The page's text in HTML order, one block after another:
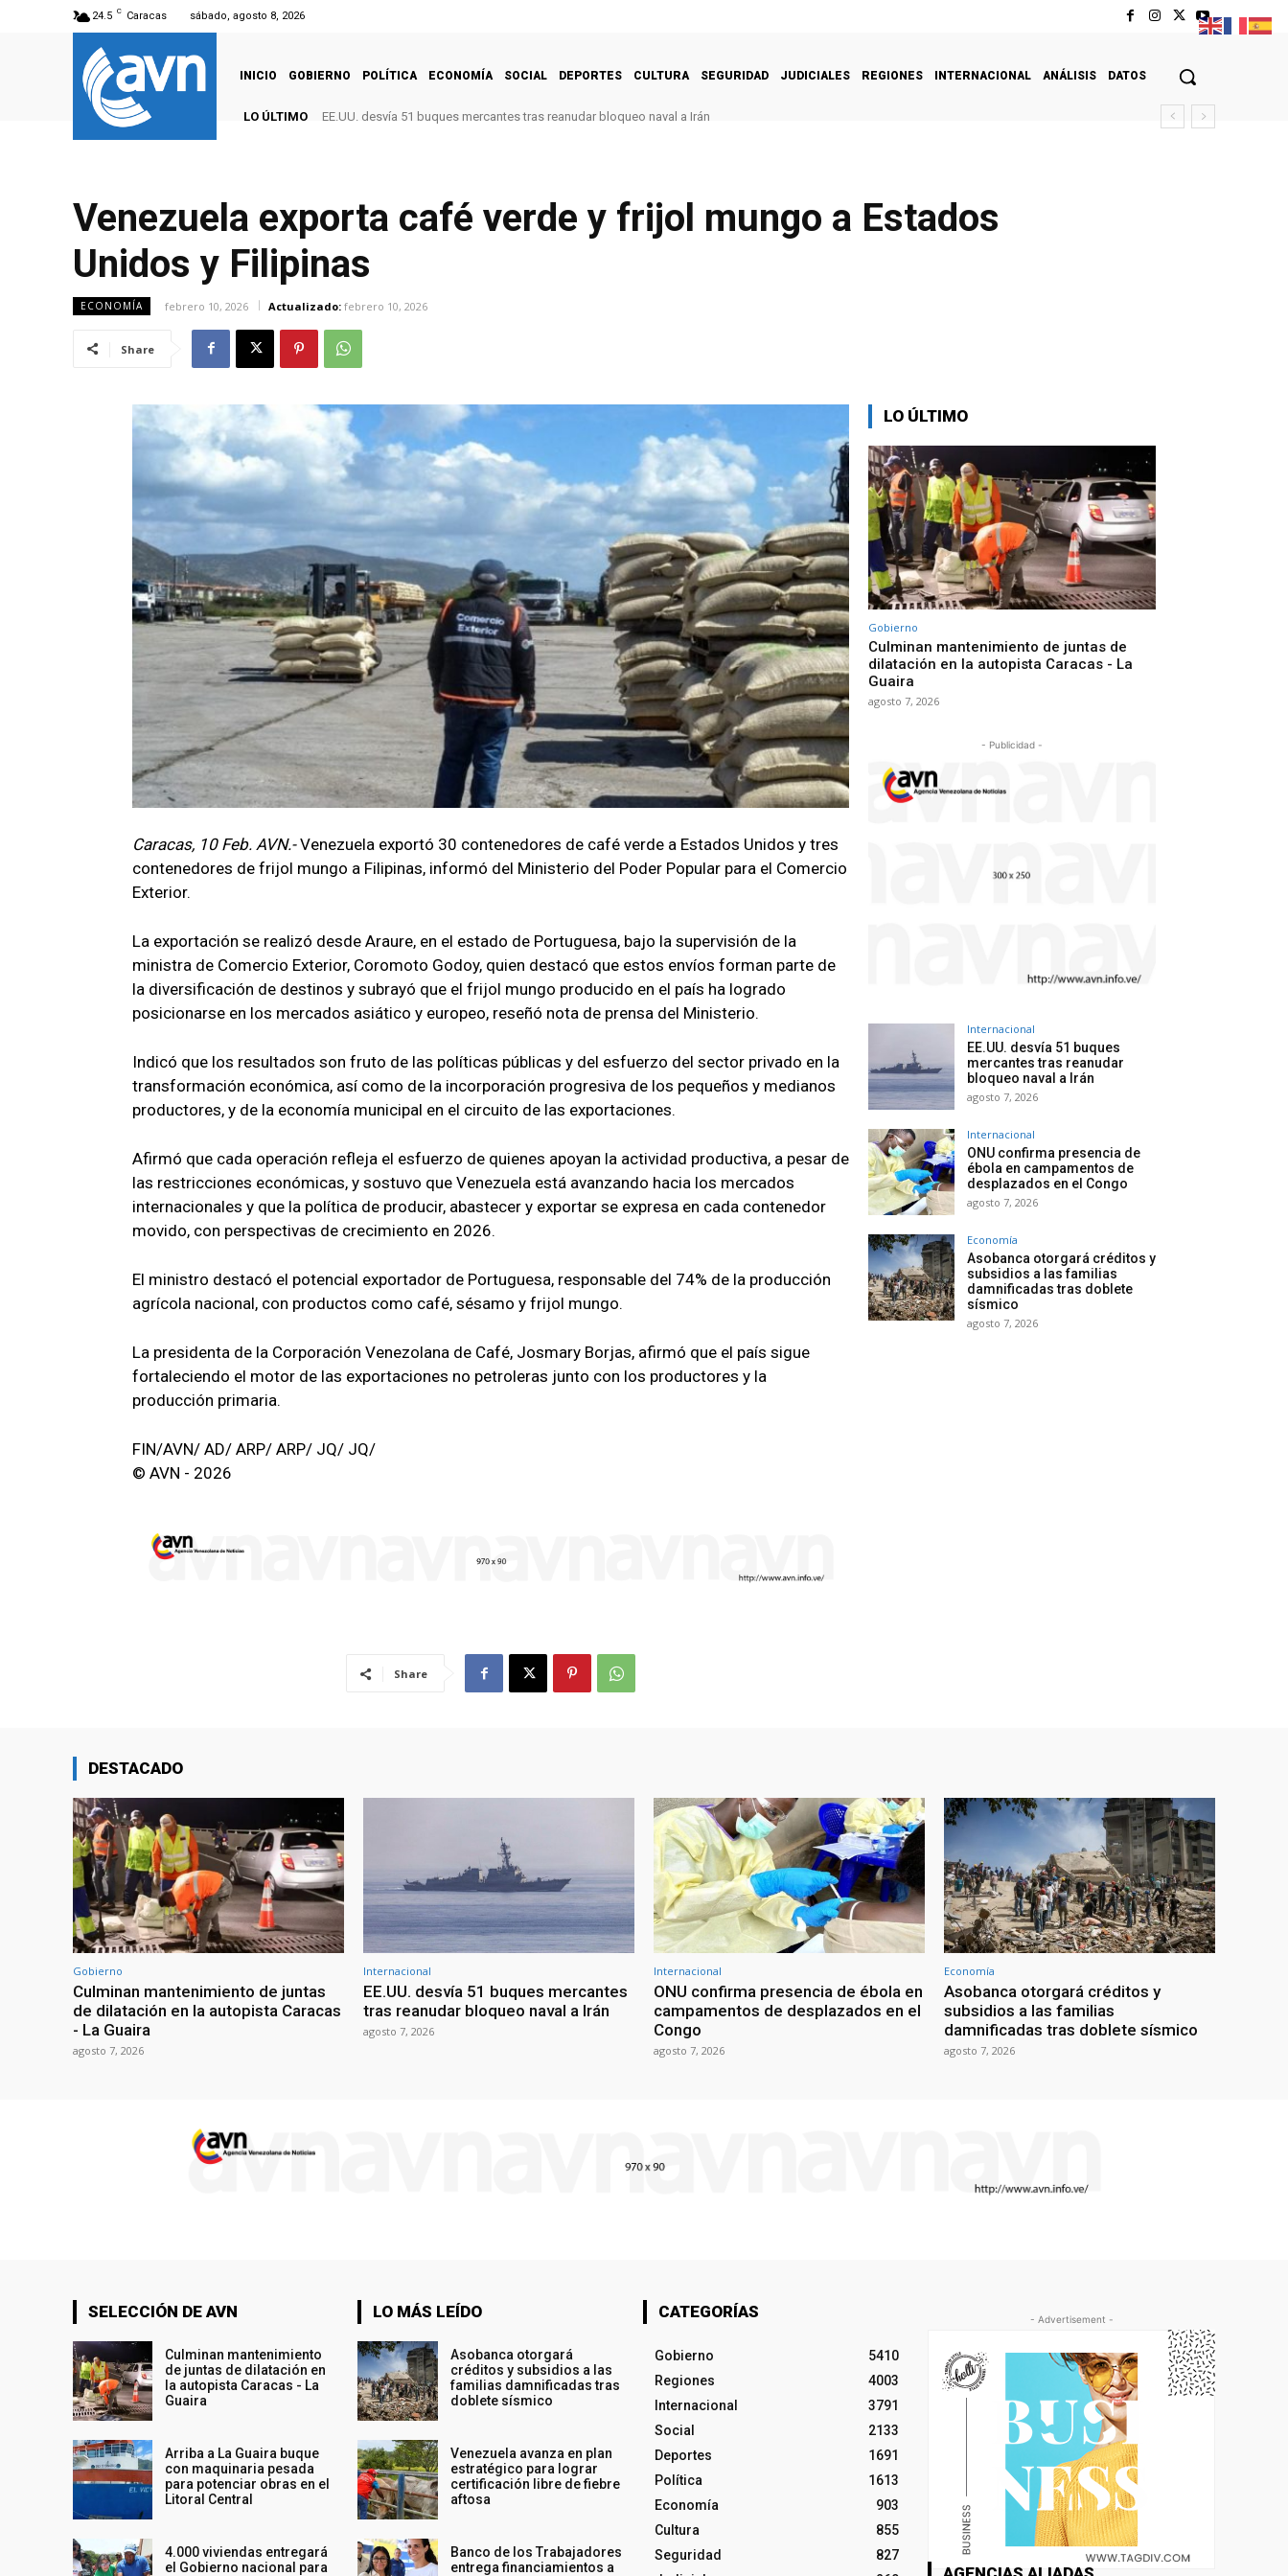
24.5 C Caracas sábado, agosto 8, 2026
INICIO GOBIERNO POLÍTICA ECONOMÍA SOCIAL DEPORTES CULTURA SEGURIDAD JUDICIALES REGIONES INTERNACIONAL ANÁLISIS DATOS
LO ÚLTIMO EE.UU. desvía 51 buques mercantes tras reanudar bloqueo naval a Irán
Venezuela exporta café verde y frijol mungo a Estados
Unidos y Filipinas
ECONOMÍA febrero 10, 2026 Actualizado: febrero 10, 2026
Share
Caracas, 10 Feb. AVN.-Venezuela exportó 30 contenedores de café verde a Estados Unidos y tres
contenedores de frijol mungo a Filipinas, informó del Ministerio del Poder Popular para el Comercio
Exterior.
La exportación se realizó desde Araure, en el estado de Portuguesa, bajo la supervisión de la
ministra de Comercio Exterior, Coromoto Godoy, quien destacó que estos envíos forman parte de
la diversificación de destinos y subrayó que el frijol mungo producido en el país ha logrado
posicionarse en los mercados asiático y europeo, reseñó nota de prensa del Ministerio.
Indicó que los resultados son fruto de las políticas públicas y del esfuerzo del sector privado en la
transformación económica, así como de la incorporación progresiva de los pequeños y medianos
productores, y de la economía municipal en el circuito de las exportaciones.
Afirmó que cada operación refleja el esfuerzo de quienes apoyan la actividad productiva, a pesar de
las restricciones económicas, y sostuvo que Venezuela está avanzando hacia los mercados
internacionales y que la política de producir, abastecer y exportar se expresa en cada contenedor
movido, con perspectivas de crecimiento en 2026.
El ministro destacó el potencial exportador de Portuguesa, responsable del 74% de la producción
agrícola nacional, con productos como café, sésamo y frijol mungo.
La presidenta de la Corporación Venezolana de Café, Josmary Borjas, afirmó que el país sigue
fortaleciendo el motor de las exportaciones no petroleras junto con los productores y la
producción primaria.
FIN/AVN/ AD/ ARP/ ARP/ JQ/ JQ/
© AVN - 2026
Share
LO ÚLTIMO
Gobierno
Culminan mantenimiento de juntas de
dilatación en la autopista Caracas - La
Guaira
agosto 7, 2026
- Publicidad -
Internacional
EE.UU. desvía 51 buques
mercantes tras reanudar
bloqueo naval a Irán
agosto 7, 2026
Internacional
ONU confirma presencia de
ébola en campamentos de
desplazados en el Congo
agosto 7, 2026
Economía
Asobanca otorgará créditos y
subsidios a las familias
damnificadas tras doblete
sísmico
agosto 7, 2026
DESTACADO
Gobierno
Culminan mantenimiento de juntas
de dilatación en la autopista Caracas
- La Guaira
agosto 7, 2026
Internacional
EE.UU. desvía 51 buques mercantes
tras reanudar bloqueo naval a Irán
agosto 7, 2026
Internacional
ONU confirma presencia de ébola en
campamentos de desplazados en el
Congo
agosto 7, 2026
Economía
Asobanca otorgará créditos y
subsidios a las familias
damnificadas tras doblete sísmico
agosto 7, 2026
SELECCIÓN DE AVN
Culminan mantenimiento
de juntas de dilatación en
la autopista Caracas - La
Guaira
Arriba a La Guaira buque
con maquinaria pesada
para potenciar obras en el
Litoral Central
4.000 viviendas entregará
el Gobierno nacional para
LO MÁS LEÍDO
Asobanca otorgará
créditos y subsidios a las
familias damnificadas tras
doblete sísmico
Venezuela avanza en plan
estratégico para lograr
certificación libre de fiebre
aftosa
Banco de los Trabajadores
entrega financiamientos a
CATEGORÍAS
Gobierno
5410
Regiones
4003
Internacional
3791
Social
2133
Deportes
1691
Política
1613
Economía
903
Cultura
855
Seguridad
827
- Advertisement -